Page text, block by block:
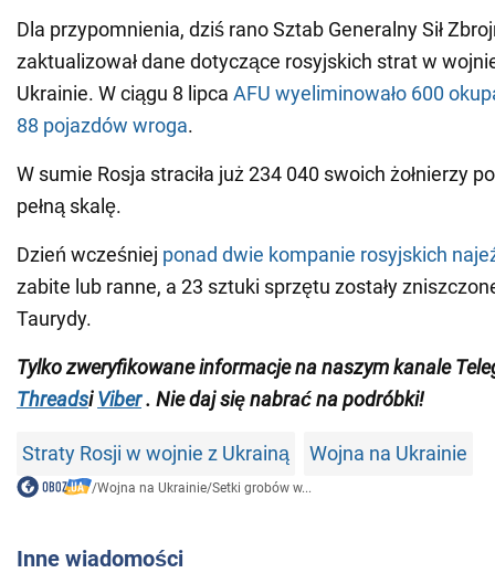
Dla przypomnienia, dziś rano Sztab Generalny Sił
zaktualizował dane dotyczące rosyjskich strat w
Ukrainie. W ciągu 8 lipca AFU wyeliminowało 600
88 pojazdów wroga.
W sumie Rosja straciła już 234 040 swoich żołnierzy
pełną skalę.
Dzień wcześniej ponad dwie kompanie rosyjskich
zabite lub ranne, a 23 sztuki sprzętu zostały
Taurydy.
Tylko zweryfikowane informacje na naszym kanale
Threadsi Viber. Nie daj się nabrać na podróbki!
Straty Rosji w wojnie z Ukrainą Wojna na Ukrainie
/Wojna na Ukrainie/Setki grobów w...
Inne wiadomości